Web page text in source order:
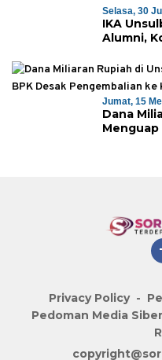
Selasa, 30
IKA
Alumni,
Jumat, 15
Dana
Menguap
Privacy Policy
Pedoman Media Siber